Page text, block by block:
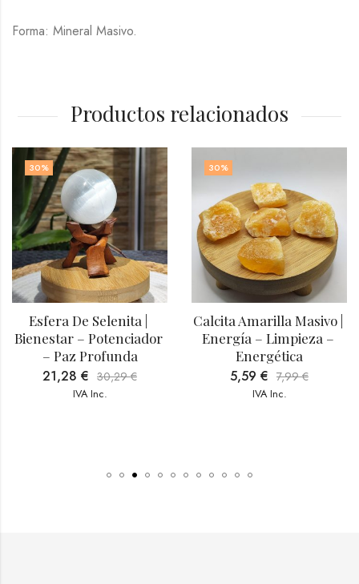
Forma: Mineral Masivo.
Productos relacionados
30%
Esfera De Selenita |
Bienestar – Potenciador
– Paz Profunda
21,28 € 30,29€
IVA Inc.
30%
Calcita Amarilla Masivo |
Energía – Limpieza –
Energética
5,59 € 7,99€
IVA Inc.